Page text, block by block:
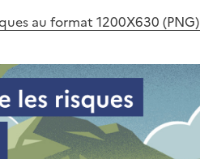
au format 1200X630 (PNG)